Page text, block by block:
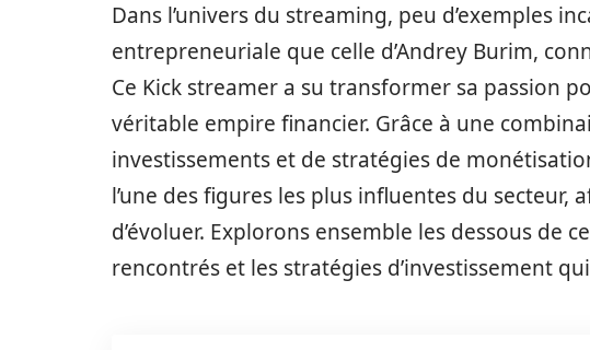
Dans l’univers du streaming, peu d’exemples
entrepreneuriale que celle d’Andrey Burim,
Ce Kick streamer a su transformer sa passion
véritable empire financier. Grâce à une
investissements et de stratégies de
l’une des figures les plus influentes du secteur,
d’évoluer. Explorons ensemble les dessous de
rencontrés et les stratégies d’investissement